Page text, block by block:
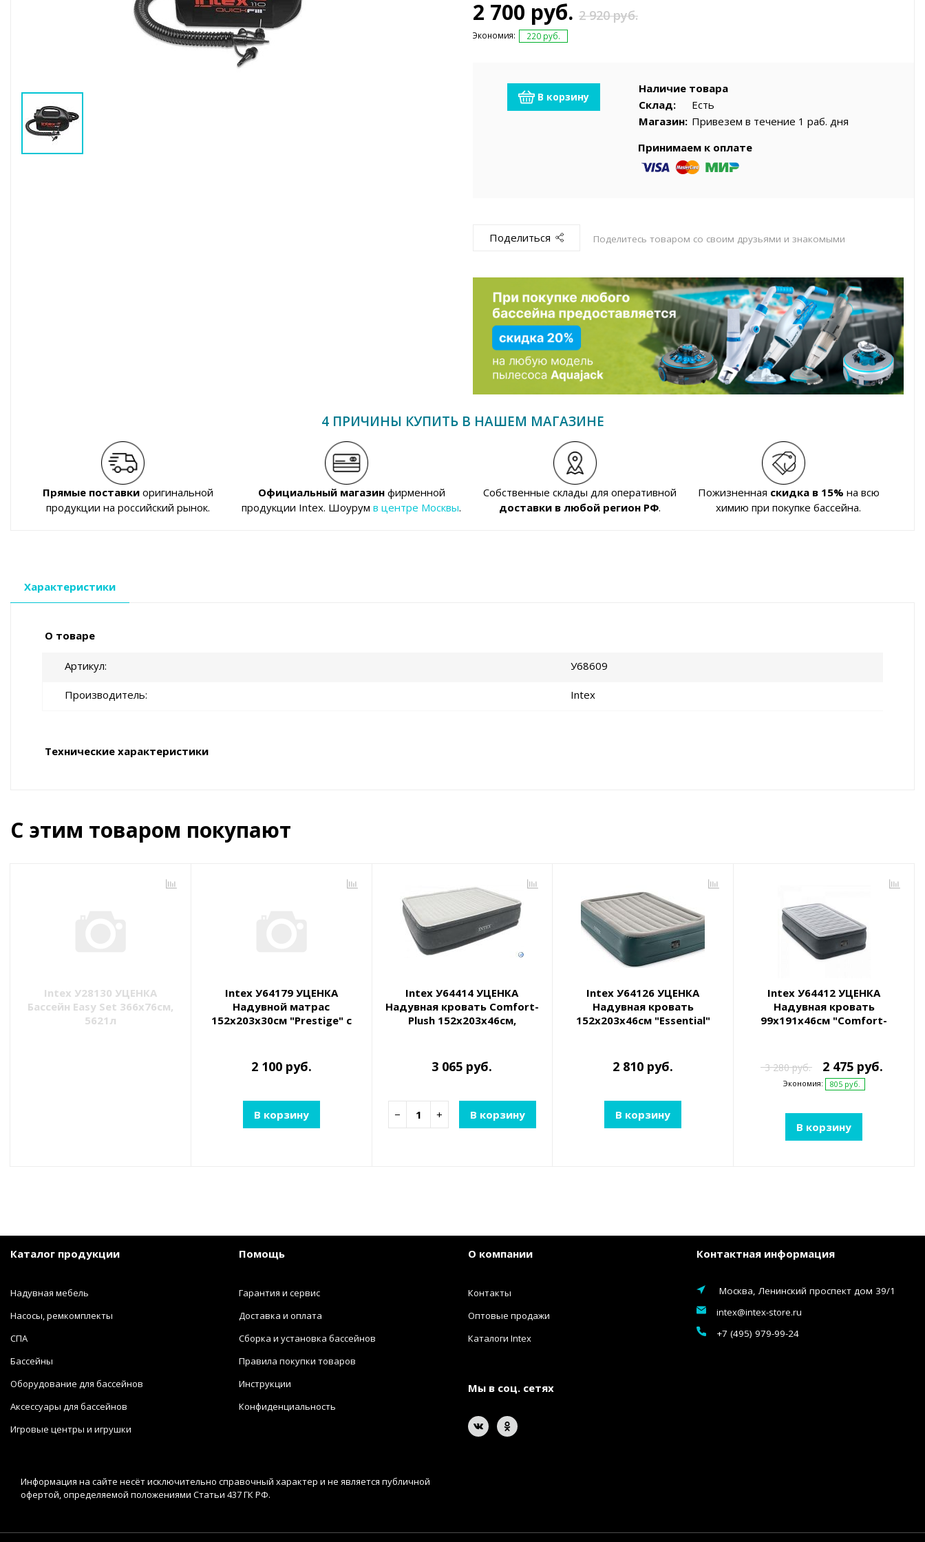
2 700 руб. 2 920 руб.
Экономия: 220 руб.
В корзину
Наличие товара
Склад:
Есть
Магазин: Привезем в течение 1 раб. дня
Принимаем к оплате
Поделиться Поделитесь товаром со своим друзьями и знакомыми
4 ПРИЧИНЫ КУПИТЬ В НАШЕМ МАГАЗИНЕ
Прямые поставкиоригинальной
продукции на российский рынок.
Официальный магазинфирменной
продукции Intex. Шоурумв центре Москвы.
Собственные склады для оперативной
доставки в любой регион РФ.
Пожизненная скидка в 15% на всю
химию при покупке бассейна.
Характеристики
О товаре
Артикул У68609
Производитель Intex
Технические характеристики
С этим товаром покупают
Intex У28130 УЦЕНКА
Бассейн Easy Set 366х76см,
5621л
Intex У64179 УЦЕНКА
Надувной матрас
152х203х30см "Prestige" с
2 100 руб.
В корзину
Intex У64414 УЦЕНКА
Надувная кровать Comfort-
Plush 152х203х46см,
3 065 руб.
− + В корзину
Intex У64126 УЦЕНКА
Надувная кровать
152х203х46см "Essential"
2 810 руб.
В корзину
Intex У64412 УЦЕНКА
Надувная кровать
99х191х46см "Comfort-
3 280 руб. 2 475 руб.
Экономия: 805 руб.
В корзину
Каталог продукции
Надувная мебель
Насосы, ремкомплекты
СПА
Бассейны
Оборудование для бассейнов
Аксессуары для бассейнов
Игровые центры и игрушки
Помощь
Гарантия и сервис
Доставка и оплата
Сборка и установка бассейнов
Правила покупки товаров
Инструкции
Конфиденциальность
О компании
Контакты
Оптовые продажи
Каталоги Intex
Мы в соц. сетях
Контактная информация
Москва, Ленинский проспект дом 39/1
intex@intex-store.ru
+7 (495) 979-99-24
Информация на сайте несёт исключительно справочный характер и не является публичной
офертой, определяемой положениями Статьи 437 ГК РФ.